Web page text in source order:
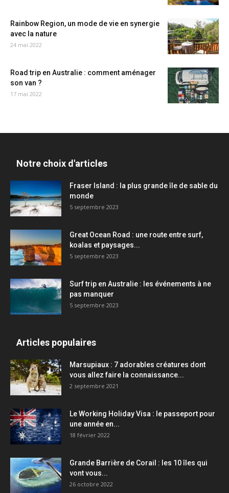
Rainbow Region, un mode de vie en synergie
avec la nature
24 mai 2022
Road trip en Australie : comment aménager
son van ?
17 mai 2022
Notre choix d'articles
Fraser Island : la plus grande île de sable du
monde
5 septembre 2023
Great Ocean Road : une route entre surf,
koalas et paysages...
5 septembre 2023
Surf trip en Australie : les événements à ne
pas manquer
5 septembre 2023
Articles populaires
Marsupiaux : 7 adorables créatures dont
vous allez faire la connaissance...
2 septembre 2021
Le Working Holiday Visa : le passeport pour
une année en...
18 février 2022
Grande Barrière de Corail : les 10 îles qui
vont vous...
26 octobre 2022